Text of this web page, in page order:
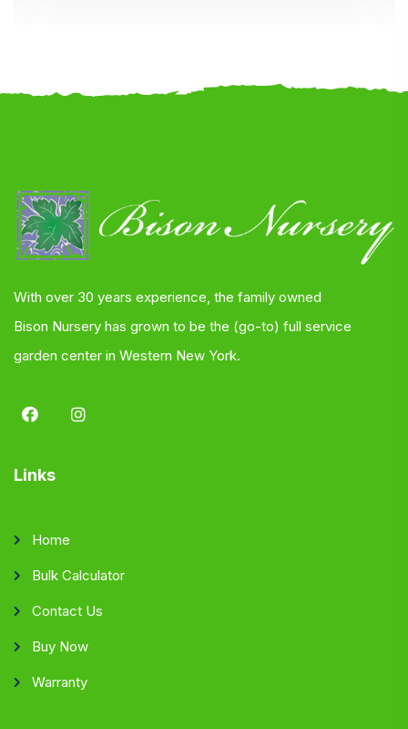
With over 30 years experience, the family owned
Bison Nursery has grown to be the (go-to) full service
garden center in Western New York.
Links
Home
Bulk Calculator
Contact Us
Buy Now
Warranty